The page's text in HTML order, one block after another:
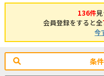
136件
会員登録をすると全
今
条